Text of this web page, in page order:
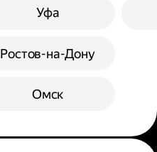
Уфа
Ростов-на-Дону
Омск